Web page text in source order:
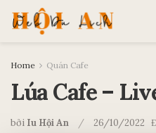
Home Quán Cafe
Lúa Cafe –
bởi Iu Hội An 26/10/2022